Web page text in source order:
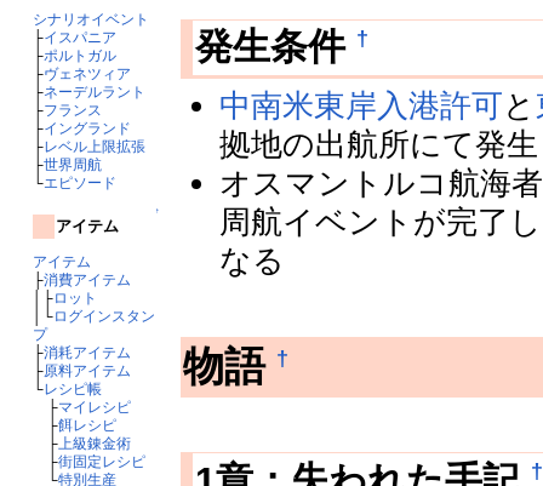
シナリオイベント
├イスパニア
├ポルトガル
├ヴェネツィア
├ネーデルラント
├フランス
├イングランド
├レベル上限拡張
├世界周航
└エピソード
↑
アイテム
アイテム
├消費アイテム
│├ロット
│└ログインスタン
プ
├消耗アイテム
├原料アイテム
└レシピ帳
├マイレシピ
├餌レシピ
├上級錬金術
├街固定レシピ
└特別生産
発生条件 †
中南米東岸入港許可と
拠地の出航所にて発生
オスマントルコ航海
周航イベントが完了
なる
物語 †
†